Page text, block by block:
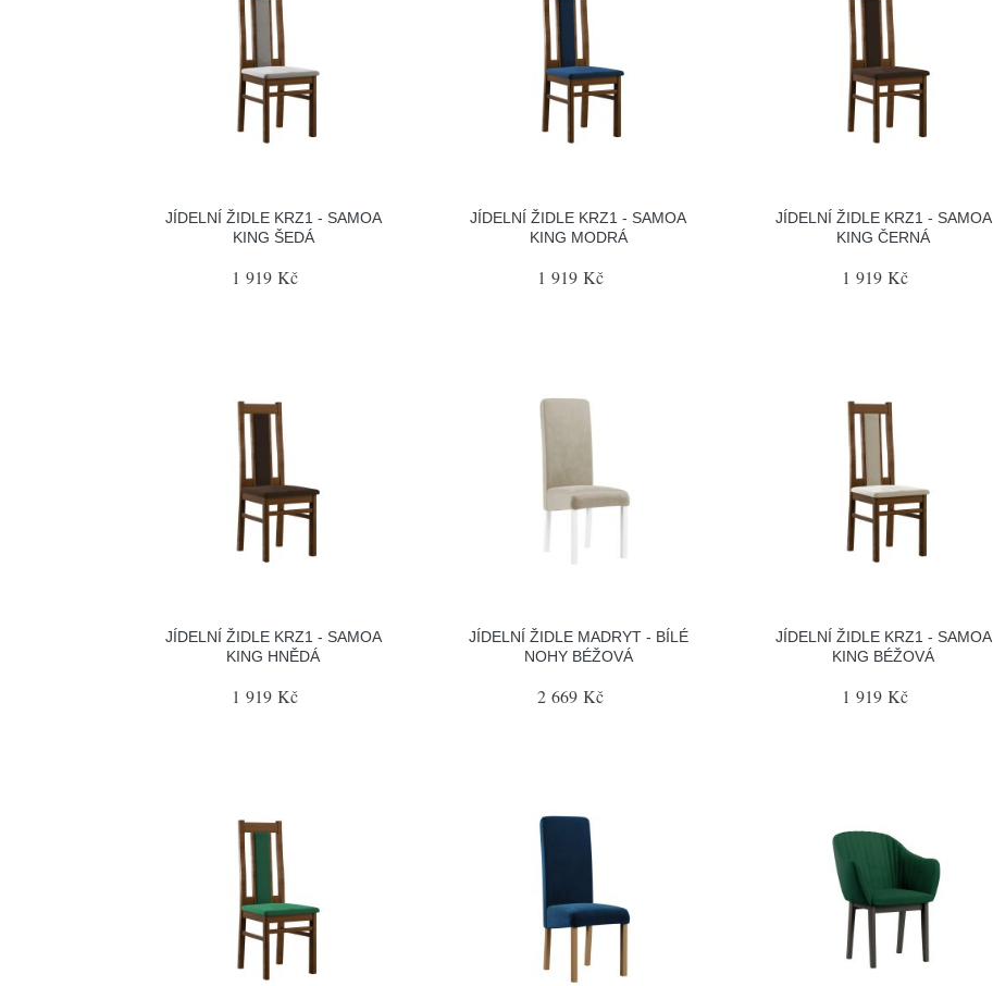
JÍDELNÍ ŽIDLE KRZ1 - SAMOA
KING ŠEDÁ
1 919 Kč
JÍDELNÍ ŽIDLE KRZ1 - SAMOA
KING MODRÁ
1 919 Kč
JÍDELNÍ ŽIDLE KRZ1 - SAMOA
KING ČERNÁ
1 919 Kč
JÍDELNÍ ŽIDLE KRZ1 - SAMOA
KING HNĚDÁ
1 919 Kč
JÍDELNÍ ŽIDLE MADRYT - BÍLÉ
NOHY BÉŽOVÁ
2 669 Kč
JÍDELNÍ ŽIDLE KRZ1 - SAMOA
KING BÉŽOVÁ
1 919 Kč